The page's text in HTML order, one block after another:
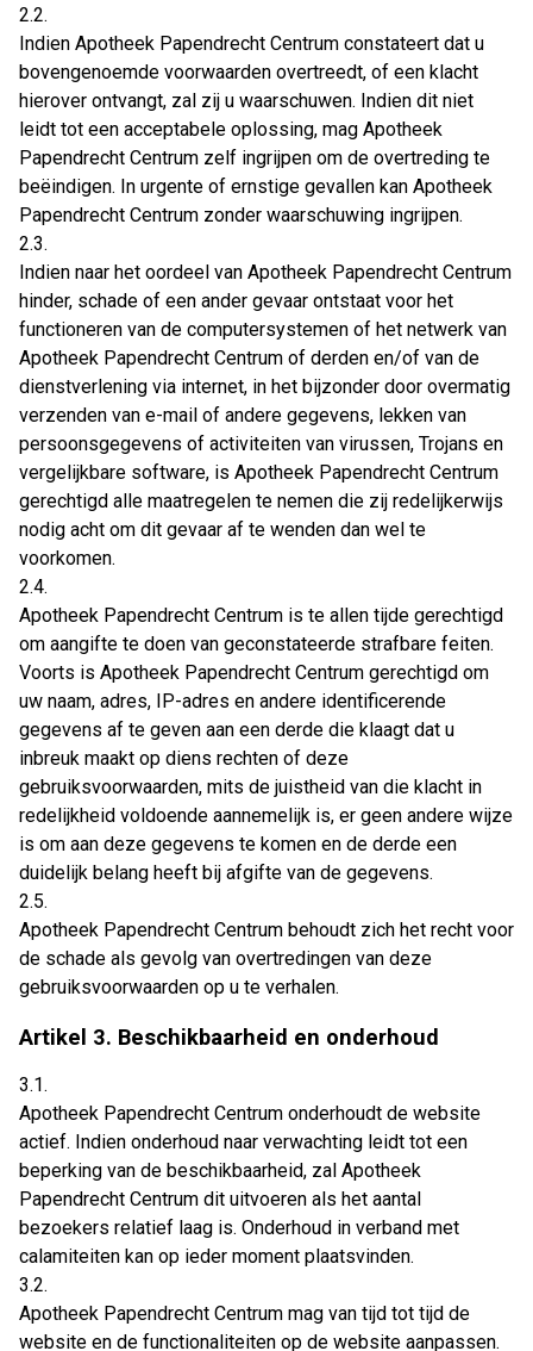
2.2.
Indien Apotheek Papendrecht Centrum constateert dat u
bovengenoemde voorwaarden overtreedt, of een klacht
hierover ontvangt, zal zij u waarschuwen. Indien dit niet
leidt tot een acceptabele oplossing, mag Apotheek
Papendrecht Centrum zelf ingrijpen om de overtreding te
beëindigen. In urgente of ernstige gevallen kan Apotheek
Papendrecht Centrum zonder waarschuwing ingrijpen.
2.3.
Indien naar het oordeel van Apotheek Papendrecht Centrum
hinder, schade of een ander gevaar ontstaat voor het
functioneren van de computersystemen of het netwerk van
Apotheek Papendrecht Centrum of derden en/of van de
dienstverlening via internet, in het bijzonder door overmatig
verzenden van e-mail of andere gegevens, lekken van
persoonsgegevens of activiteiten van virussen, Trojans en
vergelijkbare software, is Apotheek Papendrecht Centrum
gerechtigd alle maatregelen te nemen die zij redelijkerwijs
nodig acht om dit gevaar af te wenden dan wel te
voorkomen.
2.4.
Apotheek Papendrecht Centrum is te allen tijde gerechtigd
om aangifte te doen van geconstateerde strafbare feiten.
Voorts is Apotheek Papendrecht Centrum gerechtigd om
uw naam, adres, IP-adres en andere identificerende
gegevens af te geven aan een derde die klaagt dat u
inbreuk maakt op diens rechten of deze
gebruiksvoorwaarden, mits de juistheid van die klacht in
redelijkheid voldoende aannemelijk is, er geen andere wijze
is om aan deze gegevens te komen en de derde een
duidelijk belang heeft bij afgifte van de gegevens.
2.5.
Apotheek Papendrecht Centrum behoudt zich het recht voor
de schade als gevolg van overtredingen van deze
gebruiksvoorwaarden op u te verhalen.
Artikel 3. Beschikbaarheid en onderhoud
3.1.
Apotheek Papendrecht Centrum onderhoudt de website
actief. Indien onderhoud naar verwachting leidt tot een
beperking van de beschikbaarheid, zal Apotheek
Papendrecht Centrum dit uitvoeren als het aantal
bezoekers relatief laag is. Onderhoud in verband met
calamiteiten kan op ieder moment plaatsvinden.
3.2.
Apotheek Papendrecht Centrum mag van tijd tot tijd de
website en de functionaliteiten op de website aanpassen.